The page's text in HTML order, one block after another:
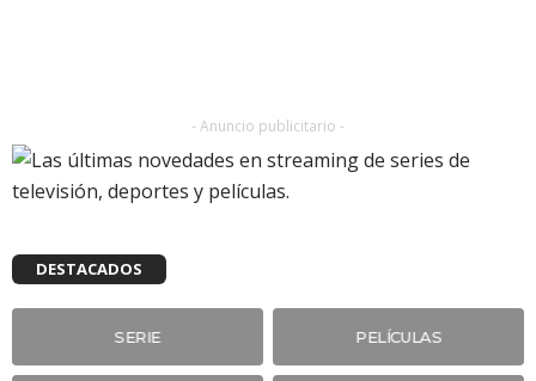
- Anuncio publicitario -
DESTACADOS
SERIE PELÍCULAS